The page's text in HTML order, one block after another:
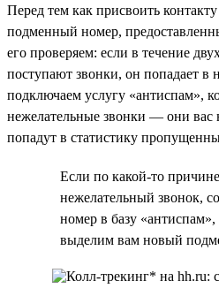
Перед тем как присвоить
подменный номер,
его проверяем: если в течение
поступают звонки, он попадает
подключаем услугу «антиспам»,
нежелательные звонки — они вас
попадут в статистику
Если по какой-то
нежелательный звонок,
номер в базу
выделим вам новый